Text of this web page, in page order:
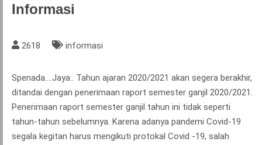
Informasi
2618 informasi
Spenada....Jaya.. Tahun ajaran 2020/2021 akan segera berakhir,
ditandai dengan penerimaan raport semester ganjil 2020/2021.
Penerimaan raport semester ganjil tahun ini tidak seperti
tahun-tahun sebelumnya. Karena adanya pandemi Covid-19
segala kegitan harus mengikuti protokal Covid -19, salah